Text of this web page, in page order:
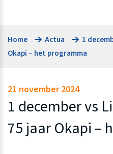
Home Actua
1
Okapi – het programma
21 november 2024
1 december vs
75 jaar Okapi –